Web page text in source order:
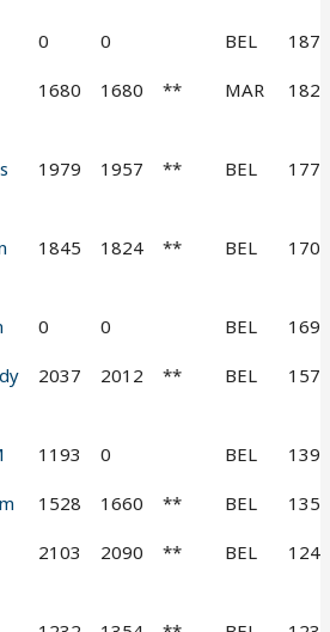
0 0 BEL 187
1680 1680 ** MAR 182
1979 1957 ** BEL 177
1845 1824 ** BEL 170
0 0 BEL 169
2037 2012 ** BEL 157
1193 0 BEL 139
1528 1660 ** BEL 135
2103 2090 ** BEL 124